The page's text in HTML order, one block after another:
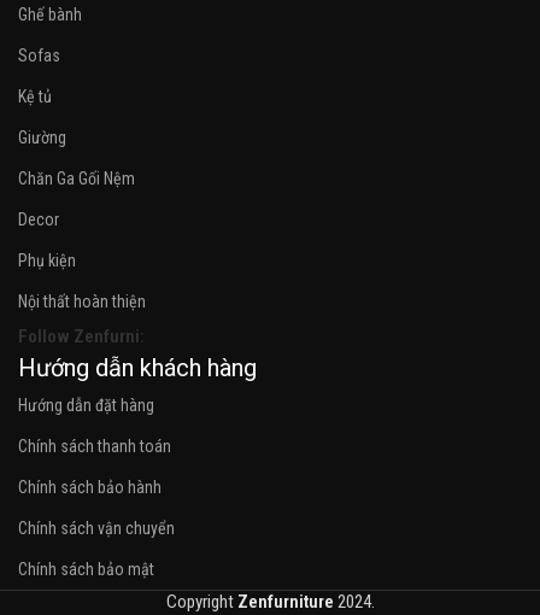
Ghế bành
Sofas
Kệ tủ
Giường
Chăn Ga Gối Nệm
Decor
Phụ kiện
Nội thất hoàn thiện
Follow Zenfurni:
Hướng dẫn khách hàng
Hướng dẫn đặt hàng
Chính sách thanh toán
Chính sách bảo hành
Chính sách vận chuyển
Chính sách bảo mật
Copyright Zenfurniture 2024.